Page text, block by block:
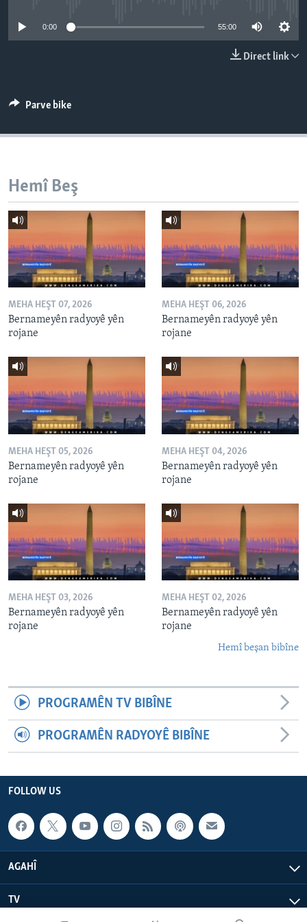
SERNIVÎS
Learning English
FOLLOW US
Zimanên Din
0:00 55:00
Direct link
Parve bike
Hemî Beş
MEHA HEŞT 07, 2026
Bernameyên radyoyê yên
rojane
MEHA HEŞT 06, 2026
Bernameyên radyoyê yên
rojane
MEHA HEŞT 05, 2026
Bernameyên radyoyê yên
rojane
MEHA HEŞT 04, 2026
Bernameyên radyoyê yên
rojane
MEHA HEŞT 03, 2026
Bernameyên radyoyê yên
rojane
MEHA HEŞT 02, 2026
Bernameyên radyoyê yên
rojane
Hemî beşan bibîne
PROGRAMÊN TV BIBÎNE
PROGRAMÊN RADYOYÊ BIBÎNE
FOLLOW US
AGAHÎ
TV